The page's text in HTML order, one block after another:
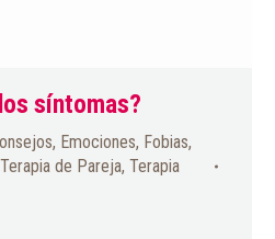
síntomas?
, Emociones, Fobias,
Terapia de Pareja, Terapia